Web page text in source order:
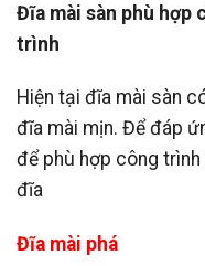
Đĩa mài sàn phù hợp
trình
Hiện tại đĩa mài sàn
đĩa mài mịn. Để đáp
để phù hợp công
đĩa
Đĩa mài phá